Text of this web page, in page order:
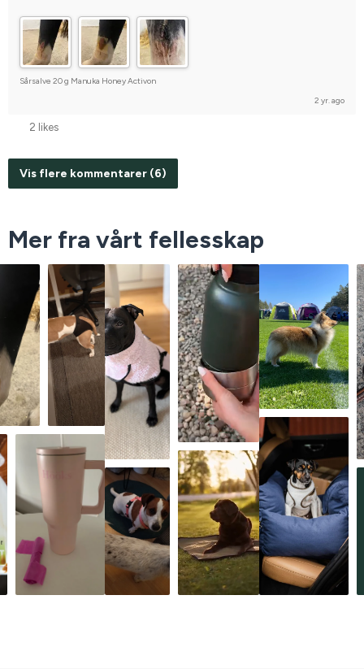
Sårsalve 20 g Manuka Honey Activon
2 yr. ago
2 likes
Vis flere kommentarer (6)
Mer fra vårt fellesskap